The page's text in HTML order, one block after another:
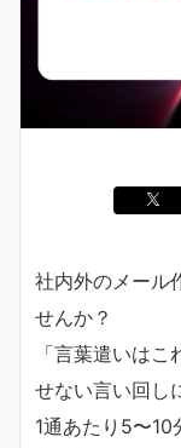
社内外のメール
せんか？
「言葉遣いは
せない言い回し
1通あたり5〜10